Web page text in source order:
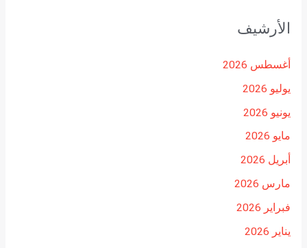
الأرشيف
أغسطس 2026
يوليو 2026
يونيو 2026
مايو 2026
أبريل 2026
مارس 2026
فبراير 2026
يناير 2026